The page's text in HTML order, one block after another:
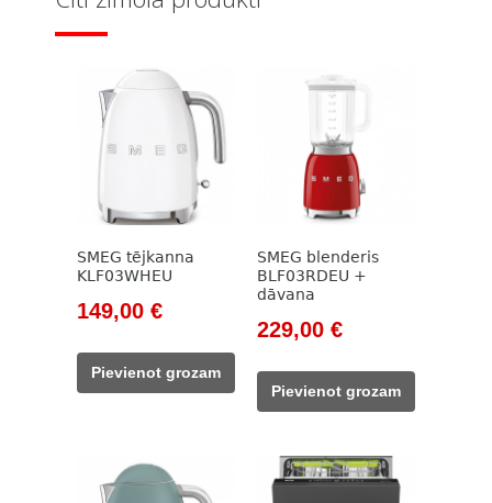
SMEG tējkanna
KLF03WHEU
Original
was:
171,00 €.
149,00 €Current
149,00 €.
Pievienot grozam
SMEG blenderis
BLF03RDEU +
dāvana
Original
was:
262,00 €.
229,00 €Current
229,00 €.
Pievienot grozam